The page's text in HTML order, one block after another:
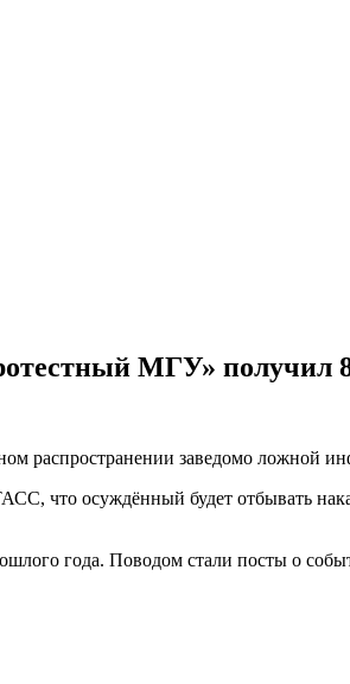
МГУ» получил
распространении заведомо ложной
что осуждённый будет отбывать
года. Поводом стали посты о